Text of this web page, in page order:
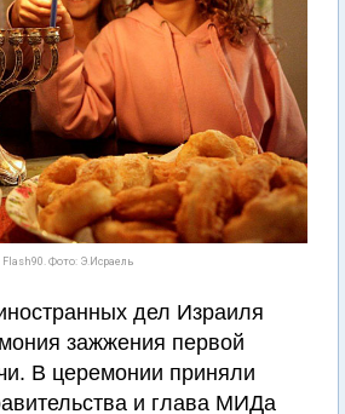
Flash90. Фото: Э.Исраель
дел Израиля
зажжения первой
В церемонии приняли
и глава МИДа